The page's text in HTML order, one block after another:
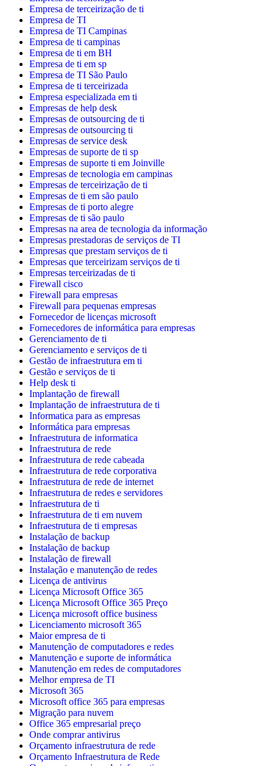
Empresa de terceirização de ti
Empresa de TI
Empresa de TI Campinas
Empresa de ti campinas
Empresa de ti em BH
Empresa de ti em sp
Empresa de TI São Paulo
Empresa de ti terceirizada
Empresa especializada em ti
Empresas de help desk
Empresas de outsourcing de ti
Empresas de outsourcing ti
Empresas de service desk
Empresas de suporte de ti sp
Empresas de suporte ti em Joinville
Empresas de tecnologia em campinas
Empresas de terceirização de ti
Empresas de ti em são paulo
Empresas de ti porto alegre
Empresas de ti são paulo
Empresas na area de tecnologia da informação
Empresas prestadoras de serviços de TI
Empresas que prestam serviços de ti
Empresas que terceirizam serviços de ti
Empresas terceirizadas de ti
Firewall cisco
Firewall para empresas
Firewall para pequenas empresas
Fornecedor de licenças microsoft
Fornecedores de informática para empresas
Gerenciamento de ti
Gerenciamento e serviços de ti
Gestão de infraestrutura em ti
Gestão e serviços de ti
Help desk ti
Implantação de firewall
Implantação de infraestrutura de ti
Informatica para as empresas
Informática para empresas
Infraestrutura de informatica
Infraestrutura de rede
Infraestrutura de rede cabeada
Infraestrutura de rede corporativa
Infraestrutura de rede de internet
Infraestrutura de redes e servidores
Infraestrutura de ti
Infraestrutura de ti em nuvem
Infraestrutura de ti empresas
Instalação de backup
Instalação de backup
Instalação de firewall
Instalação e manutenção de redes
Licença de antivirus
Licença Microsoft Office 365
Licença Microsoft Office 365 Preço
Licença microsoft office business
Licenciamento microsoft 365
Maior empresa de ti
Manutenção de computadores e redes
Manutenção e suporte de informática
Manutenção em redes de computadores
Melhor empresa de TI
Microsoft 365
Microsoft office 365 para empresas
Migração para nuvem
Office 365 empresarial preço
Onde comprar antivirus
Orçamento infraestrutura de rede
Orçamento Infraestrutura de Rede